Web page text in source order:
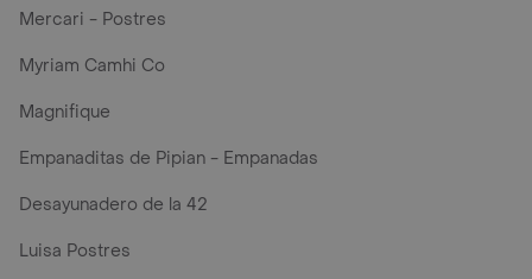
Mercari - Postres
Myriam Camhi Co
Magnifique
Empanaditas de Pipian - Empanadas
Desayunadero de la 42
Luisa Postres